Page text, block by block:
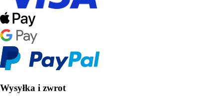
Wysyłka i zwrot